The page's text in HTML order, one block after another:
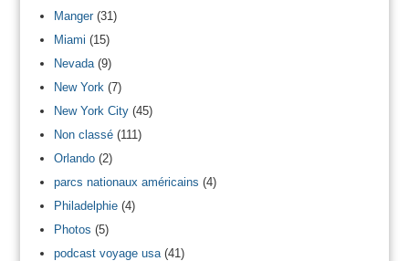
Manger(31)
Miami (15)
Nevada(9)
New York (7)
New York City(45)
Non classé(111)
Orlando(2)
parcs nationaux américains (4)
Philadelphie(4)
Photos (5)
podcast voyage usa(41)